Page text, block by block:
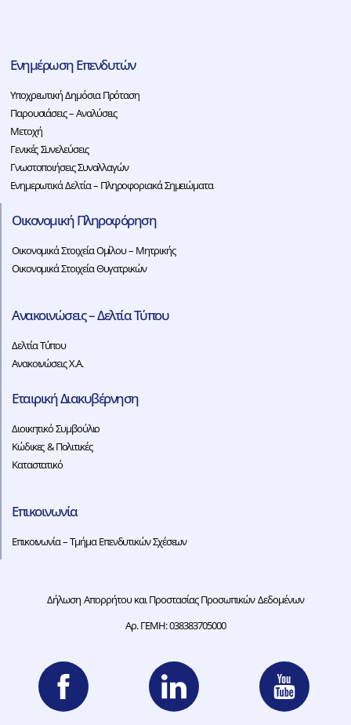
Ενημέρωση Επενδυτών
Υποχρεωτική Δημόσια Πρόταση
Παρουσιάσεις – Αναλύσεις
Μετοχή
Γενικές Συνελεύσεις
Γνωστοποιήσεις Συναλλαγών
Ενημερωτικά Δελτία – Πληροφοριακά Σημειώματα
Οικονομική Πληροφόρηση
Οικονομικά Στοιχεία Ομίλου – Μητρικής
Οικονομικά Στοιχεία Θυγατρικών
Ανακοινώσεις – Δελτία Τύπου
Δελτία Τύπου
Ανακοινώσεις Χ.Α.
Εταιρική Διακυβέρνηση
Διοικητικό Συμβούλιο
Κώδικες & Πολιτικές
Καταστατικό
Επικοινωνία
Επικοινωνία – Τμήμα Επενδυτικών Σχέσεων
Δήλωση Απορρήτου και Προστασίας Προσωπικών Δεδομένων
Αρ. ΓΕΜΗ: 038383705000